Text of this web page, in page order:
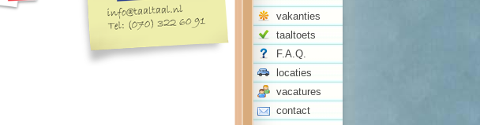
vakanties
taaltoets
F.A.Q.
locaties
vacatures
contact